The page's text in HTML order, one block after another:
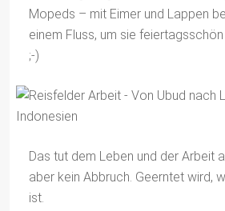
Mopeds – mit Eimer und Lappen
einem Fluss, um sie
;-)
Das tut dem Leben und der Arbeit
aber kein Abbruch. Geerntet wird,
ist.